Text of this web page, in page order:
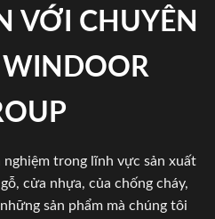
VỚI CHUYÊN
WINDOOR
trong lĩnh vực sản xuất
cửa nhựa, của chống cháy,
sản phẩm mà chúng tôi